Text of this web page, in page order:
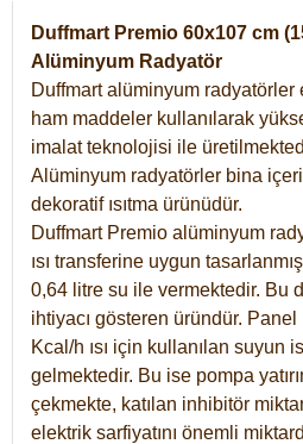
Duffmart Premio 60x107 cm
Alüminyum Radyatör
Duffmart alüminyum
ham maddeler kullanılarak
imalat teknolojisi ile
Alüminyum radyatörler bina
dekoratif ısıtma ürünüdür.
Duffmart Premio alüminyum
ısı transferine uygun
0,64 litre su ile vermektedir. Bu
ihtiyacı gösteren üründür.
Kcal/h ısı için kullanılan suyun
gelmektedir. Bu ise pompa
çekmekte, katılan inhibitör
elektrik sarfiyatını önemli